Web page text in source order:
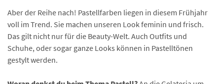
Aber der Reihe nach! Pastellfarben liegen in diesem Frühjahr
voll im Trend. Sie machen unseren Look feminin und frisch.
Das gilt nicht nur für die Beauty-Welt. Auch Outfits und
Schuhe, oder sogar ganze Looks können in Pastelltönen
gestylt werden.